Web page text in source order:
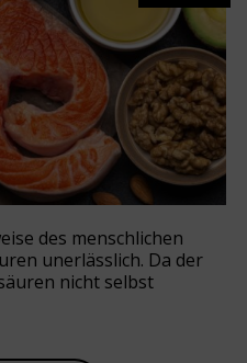
des menschlichen
unerlässlich. Da der
nicht selbst